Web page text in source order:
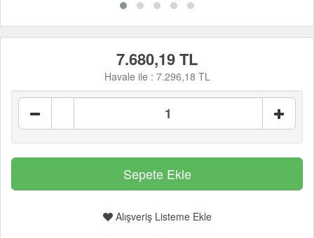
7.680,19 TL
Havale ile : 7.296,18 TL
Alışveriş Listeme Ekle